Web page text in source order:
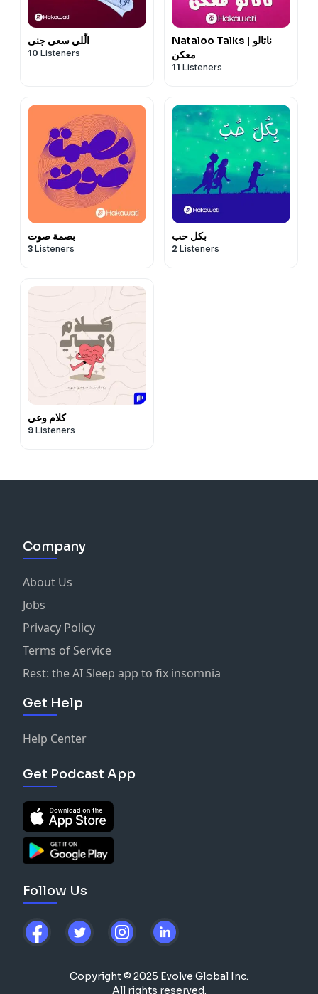
الّلي سعى جنى
10 Listeners
Nataloo Talks | ناتالو
معكن
11 Listeners
بصمة صوت
3 Listeners
بكل حب
2 Listeners
كلام وعي
9 Listeners
Company
About Us
Jobs
Privacy Policy
Terms of Service
Rest: the AI Sleep app to fix insomnia
Get Help
Help Center
Get Podcast App
Follow Us
Copyright © 2025 Evolve Global Inc.
All rights reserved.